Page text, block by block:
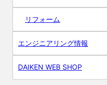
リフォーム
エンジニアリング情報
DAIKEN WEB SHOP